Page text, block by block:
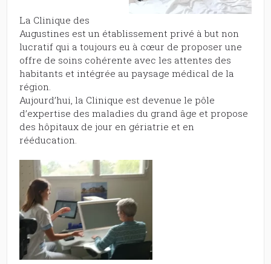
La Clinique des
Augustines est un établissement privé à but non
lucratif qui a toujours eu à cœur de proposer une
offre de soins cohérente avec les attentes des
habitants et intégrée au paysage médical de la
région.
Aujourd’hui, la Clinique est devenue le pôle
d’expertise des maladies du grand âge et propose
des hôpitaux de jour en gériatrie et en
rééducation.